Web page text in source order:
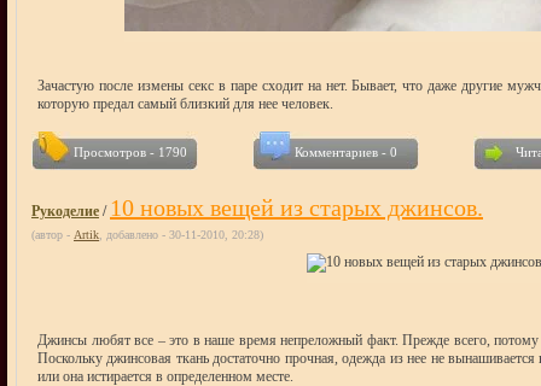
Зачастую после измены секс в паре сходит на нет. Бывает, что даже другие
которую предал самый близкий для нее человек.
Просмотров - 1790 Комментариев - 0
Рукоделие / 10 новых вещей из старых джинсов.
(автор - Artik , добавлено - 30-11-2010, 20:28)
Джинсы любят все – это в наше время непреложный факт. Прежде всего,
Поскольку джинсовая ткань достаточно прочная, одежда из нее не
или она истирается в определенном месте.